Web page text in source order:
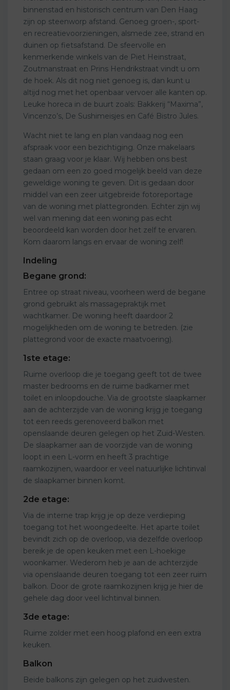
binnenstad en historisch centrum van Den Haag
zijn op steenworp afstand. Genoeg groen-, sport-
en recreatievoorzieningen, alsmede zee, strand en
duinen op fietsafstand. De sfeervolle en
kenmerkende winkels van de Piet Heinstraat,
Zoutmanstraat en Prins Hendrikstraat vindt u om
de hoek. Als dit nog niet genoeg is, dan kunt u
altijd nog met het openbaar vervoer alle kanten op.
Leuke horeca in de buurt zoals: Bakkerij “Maxima”,
Vincenzo’s, De Sushimeisjes en Café Bistro Jules.
Wacht niet te lang en plan vandaag nog een
afspraak voor een bezichtiging. Onze makelaars
staan graag voor je klaar. Wij hebben ons best
gedaan om een zo goed mogelijk beeld van deze
geweldige woning te geven. Dit is gedaan door
middel van een zeer uitgebreide fotoreportage
van de woning met plattegronden. Echter zijn wij
wel van mening dat een woning pas echt
beoordeeld kan worden door het zelf te ervaren.
Kom daarom langs en ervaar de woning zelf!
Indeling
Begane grond:
Entree op straat niveau, voorheen werd de begane
grond gebruikt als massagepraktijk met
wachtkamer. De woning heeft daardoor 2
mogelijkheden om de woning te betreden. (zie
plattegrond voor de exacte maatvoering).
1ste etage:
Ruime overloop die je toegang geeft tot de twee
master bedrooms en de ruime badkamer met
toilet en inloopdouche. Via de grootste slaapkamer
aan de achterzijde van de woning krijg je toegang
tot een reeds gerenoveerd balkon met
openslaande deuren gelegen op het Zuid-Westen.
De slaapkamer aan de voorzijde van de woning
loopt in een L-vorm en heeft 3 prachtige
raamkozijnen, waardoor er veel natuurlijke lichtinval
de slaapkamer binnen komt.
2de etage:
Via de interne trap krijg je op deze verdieping
toegang tot het woongedeelte. Het aparte toilet
bevindt zich op de overloop, via dezelfde overloop
bereik je de open keuken met een L-hoekige
woonkamer. Wederom heb je aan de achterzijde
via openslaande deuren toegang tot een zeer ruim
balkon. Door de grote raamkozijnen krijg je hier de
gehele dag door veel lichtinval binnen.
3de etage:
Ruime zolder met een hoog plafond en een extra
keuken.
Balkon
Beide balkons zijn gelegen op het zuidwesten.